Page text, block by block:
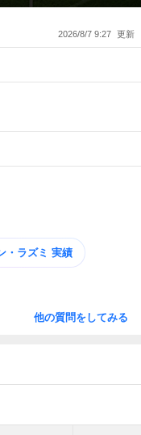
2026/8/7 9:27
・ラズミ 実績
他の質問をしてみる